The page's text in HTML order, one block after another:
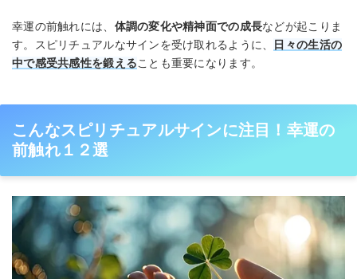
幸運の前触れには、 体調の変化や精神面での成長などが起こりま
す。スピリチュアルなサインを受け取れるように、
日々の生活の
中で感受共感性を鍛えることも重要になります。
こんなスピリチュアルサインに注目！幸運の
前触れ１２選